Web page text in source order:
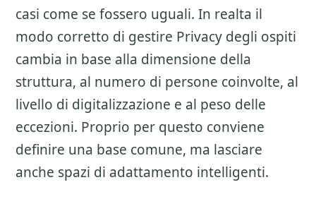
casi come se fossero uguali. In realta il
modo corretto di gestire Privacy degli ospiti
cambia in base alla dimensione della
struttura, al numero di persone coinvolte, al
livello di digitalizzazione e al peso delle
eccezioni. Proprio per questo conviene
definire una base comune, ma lasciare
anche spazi di adattamento intelligenti.